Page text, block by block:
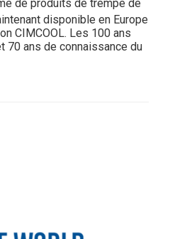
de produits de trempe de
disponible en Europe
CIMCOOL. Les 100 ans
70 ans de connaissance du